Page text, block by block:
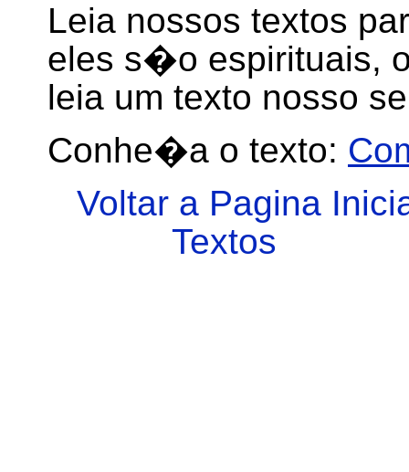
Leia nossos textos
eles s�o espirituais,
leia um texto nosso
Conhe�a o texto:
Voltar a Pagina
Textos